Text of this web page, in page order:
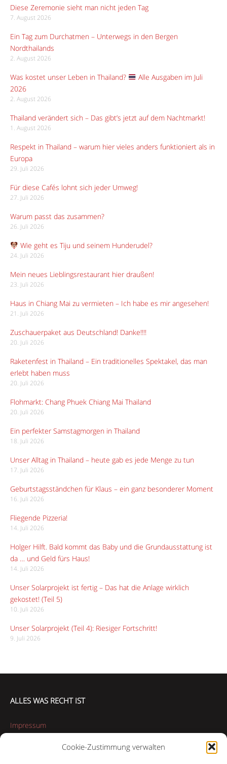
Cookie-Zustimmung verwalten
Diese Zeremonie sieht man nicht jeden Tag
7. August 2026
Ein Tag zum Durchatmen – Unterwegs in den Bergen
Nordthailands
2. August 2026
Was kostet unser Leben in Thailand?
Alle Ausgaben im Juli
2026
2. August 2026
Thailand verändert sich – Das gibt’s jetzt auf dem Nachtmarkt!
1. August 2026
Respekt in Thailand – warum hier vieles anders funktioniert als in
Europa
29. Juli 2026
Für diese Cafés lohnt sich jeder Umweg!
27. Juli 2026
Warum passt das zusammen?
26. Juli 2026
Wie geht es Tiju und seinem Hunderudel?
24. Juli 2026
Mein neues Lieblingsrestaurant hier draußen!
23. Juli 2026
Haus in Chiang Mai zu vermieten – Ich habe es mir angesehen!
21. Juli 2026
Zuschauerpaket aus Deutschland! Danke!!!!
20. Juli 2026
Raketenfest in Thailand – Ein traditionelles Spektakel, das man
erlebt haben muss
20. Juli 2026
Flohmarkt: Chang Phuek Chiang Mai Thailand
20. Juli 2026
Ein perfekter Samstagmorgen in Thailand
18. Juli 2026
Unser Alltag in Thailand – heute gab es jede Menge zu tun
17. Juli 2026
Geburtstagsständchen für Klaus – ein ganz besonderer Moment
16. Juli 2026
Fliegende Pizzeria!
14. Juli 2026
Holger Hilft. Bald kommt das Baby und die Grundausstattung ist
da … und Geld fürs Haus!
14. Juli 2026
Unser Solarprojekt ist fertig – Das hat die Anlage wirklich
gekostet! (Teil 5)
10. Juli 2026
Unser Solarprojekt (Teil 4): Riesiger Fortschritt!
9. Juli 2026
ALLES WAS RECHT IST
Impressum
Datenschutzerklärung